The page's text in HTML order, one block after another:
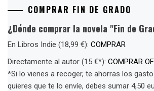
COMPRAR FIN DE GRADO
¿Dónde comprar la novela "Fin de
En Libros Indie (18,99 €): COMPRAR
Directamente al autor (15 €*): COMPRAR
*Si lo vienes a recoger, te ahorras los
quieres que te lo envíe, debes sumar 4,50